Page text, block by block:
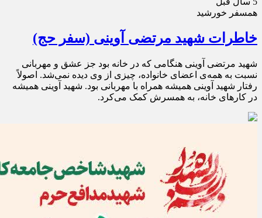
همسفر خورشيد
خاطرات شهید مرتضی آوینی (سفر حج)
شهید مرتضی آوینی هنگامی که در خانه بود جز عشق و مهربانی
نسبت به همه‌ی اعضای خانواده، چیزی از وی دیده نمی‌شد. اصولاً
رفتار شهید آوینی همیشه همراه با مهربانی بود. شهید آوینی همیشه
در کارهای خانه، به همسرش کمک می‌کرد.